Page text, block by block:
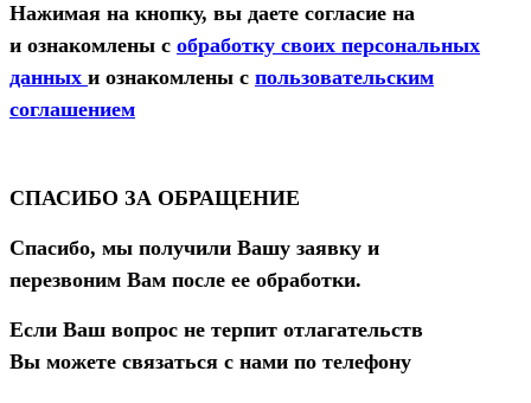
Нажимая на кнопку, вы даете согласие на
и ознакомлены с обработку своих персональных
данных и ознакомлены с пользовательским
соглашением
СПАСИБО ЗА ОБРАЩЕНИЕ
Спасибо, мы получили Вашу заявку и
перезвоним Вам после ее обработки.
Если Ваш вопрос не терпит отлагательств
Вы можете связаться с нами по телефону